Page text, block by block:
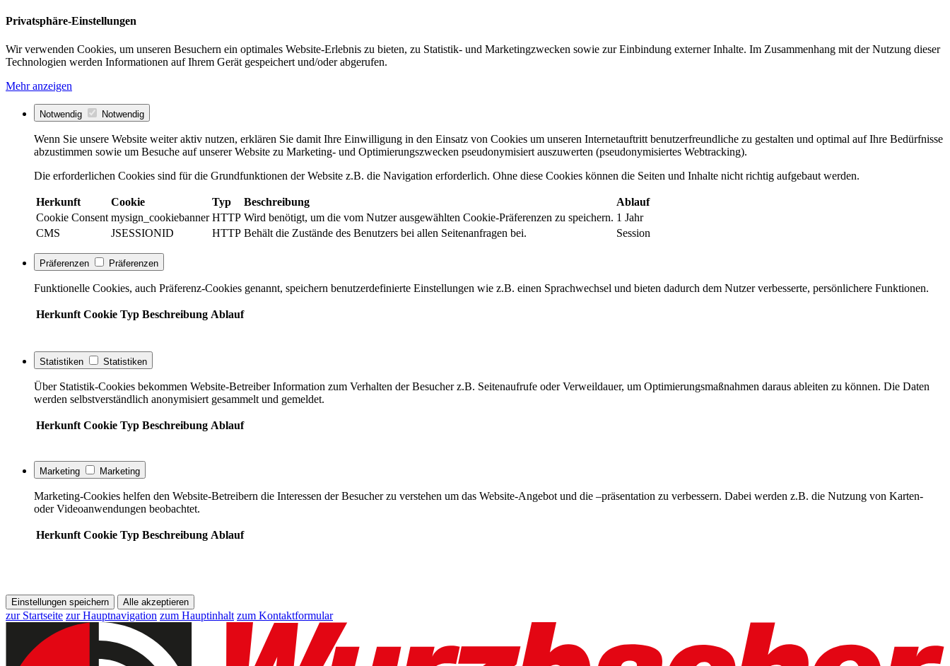
Privatsphäre-Einstellungen
Wir verwenden Cookies, um unseren Besuchern ein optimales Website-Erlebnis zu bieten, zu Statistik- und Marketingzwecken sowie zur Einbindung externer Inhalte. Im Zusammenhang mit der Nutzung dieser
Technologien werden Informationen auf Ihrem Gerät gespeichert und/oder abgerufen.
Mehr anzeigen
Notwendig Notwendig
Wenn Sie unsere Website weiter aktiv nutzen, erklären Sie damit Ihre Einwilligung in den Einsatz von Cookies um unseren Internetauftritt benutzerfreundliche zu gestalten und optimal auf Ihre Bedürfnisse
abzustimmen sowie um Besuche auf unserer Website zu Marketing- und Optimierungszwecken pseudonymisiert auszuwerten (pseudonymisiertes Webtracking).
Die erforderlichen Cookies sind für die Grundfunktionen der Website z.B. die Navigation erforderlich. Ohne diese Cookies können die Seiten und Inhalte nicht richtig aufgebaut werden.
Herkunft Cookie Typ Beschreibung
Ablauf
Cookie Consent mysign_cookiebanner HTTP Wird benötigt, um die vom Nutzer ausgewählten Cookie-Präferenzen zu speichern. 1 Jahr
CMS
JSESSIONID HTTP Behält die Zustände des Benutzers bei allen Seitenanfragen bei. Session
Präferenzen Präferenzen
Funktionelle Cookies, auch Präferenz-Cookies genannt, speichern benutzerdefinierte Einstellungen wie z.B. einen Sprachwechsel und bieten dadurch dem Nutzer verbesserte, persönlichere Funktionen.
Herkunft Cookie Typ Beschreibung Ablauf
Statistiken Statistiken
Über Statistik-Cookies bekommen Website-Betreiber Information zum Verhalten der Besucher z.B. Seitenaufrufe oder Verweildauer, um Optimierungsmaßnahmen daraus ableiten zu können. Die Daten
werden selbstverständlich anonymisiert gesammelt und gemeldet.
Herkunft Cookie Typ Beschreibung Ablauf
Marketing Marketing
Marketing-Cookies helfen den Website-Betreibern die Interessen der Besucher zu verstehen um das Website-Angebot und die –präsentation zu verbessern. Dabei werden z.B. die Nutzung von Karten-
oder Videoanwendungen beobachtet.
Herkunft Cookie Typ Beschreibung Ablauf
Einstellungen speichern Alle akzeptieren
zur Startseite zur Hauptnavigation zum Hauptinhalt zum Kontaktformular